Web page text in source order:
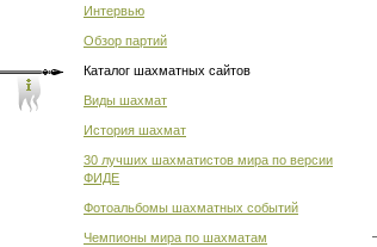
Интервью
Обзор партий
Каталог шахматных сайтов
Виды шахмат
История шахмат
30 лучших шахматистов мира по версии
ФИДЕ
Фотоальбомы шахматных событий
Чемпионы мира по шахматам